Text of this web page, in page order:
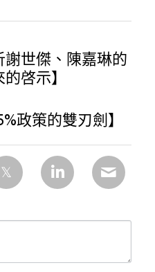
謝世傑、陳嘉琳的
啓示】
政策的雙刃劍】